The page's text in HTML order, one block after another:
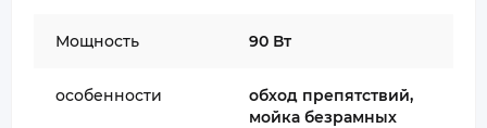
Мощность 90 Вт
особенности
обход препятствий,
мойка безрамных